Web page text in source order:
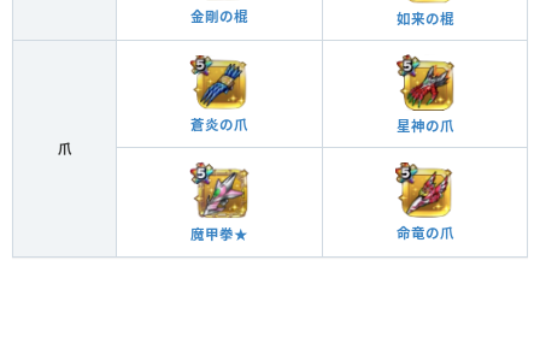
金剛の棍 如来の棍
爪
蒼炎の爪 星神の爪
魔甲拳★ 命竜の爪